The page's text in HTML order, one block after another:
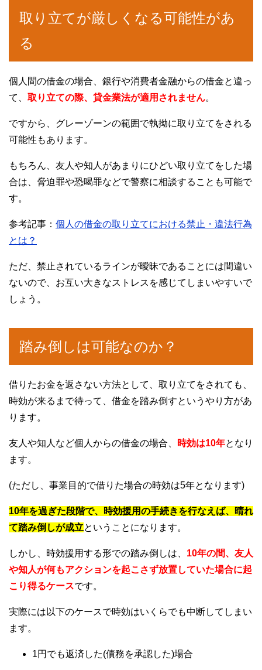
取り立てが厳しくなる可能性があ
る
個人間の借金の場合、銀行や消費者金融からの借金と違っ
て、 取り立ての際、貸金業法が適用されません。
ですから、グレーゾーンの範囲で執拗に取り立てをされる
可能性もあります。
もちろん、友人や知人があまりにひどい取り立てをした場
合は、脅迫罪や恐喝罪などで警察に相談することも可能で
す。
参考記事： 個人の借金の取り立てにおける禁止・違法行為
とは？
ただ、禁止されているラインが曖昧であることには間違い
ないので、お互い大きなストレスを感じてしまいやすいで
しょう。
踏み倒しは可能なのか？
借りたお金を返さない方法として、取り立てをされても、
時効が来るまで待って、借金を踏み倒すというやり方があ
ります。
友人や知人など個人からの借金の場合、 時効は10年となり
ます。
(ただし、事業目的で借りた場合の時効は5年となります)
10年を過ぎた段階で、時効援用の手続きを行なえば、晴れ
て踏み倒しが成立ということになります。
しかし、時効援用する形での踏み倒しは、 10年の間、友人
や知人が何もアクションを起こさず放置していた場合に起
こり得るケースです。
実際には以下のケースで時効はいくらでも中断してしまい
ます。
1円でも返済した(債務を承認した)場合